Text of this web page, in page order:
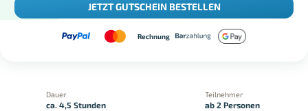
JETZT GUTSCHEIN BESTELLEN
Rechnung
Dauer
ca. 4,5 Stunden
Teilnehmer
ab 2 Personen